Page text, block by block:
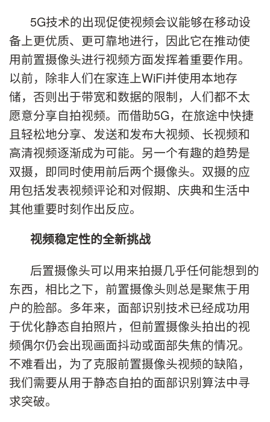
5G技术的出现促使视频会议能够在移动设
备上更优质、更可靠地进行，因此它在推动使
用前置摄像头进行视频方面发挥着重要作用。
以前，除非人们在家连上WiFi并使用本地存
储，否则出于带宽和数据的限制，人们都不太
愿意分享自拍视频。而借助5G，在旅途中快捷
且轻松地分享、发送和发布大视频、长视频和
高清视频逐渐成为可能。另一个有趣的趋势是
双摄，即同时使用前后两个摄像头。双摄的应
用包括发表视频评论和对假期、庆典和生活中
其他重要时刻作出反应。
视频稳定性的全新挑战
后置摄像头可以用来拍摄几乎任何能想到的
东西，相比之下，前置摄像头则总是聚焦于用
户的脸部。多年来，面部识别技术已经成功用
于优化静态自拍照片，但前置摄像头拍出的视
频偶尔仍会出现画面抖动或面部失焦的情况。
不难看出，为了克服前置摄像头视频的缺陷，
我们需要从用于静态自拍的面部识别算法中寻
求突破。